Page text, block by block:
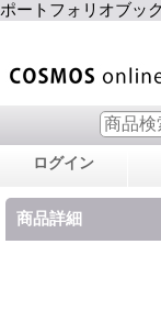
ポートフォリオブッ
ログイン
商品詳細